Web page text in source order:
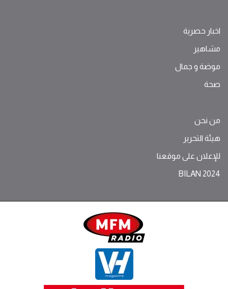
اخبار حصرية
مشاهير
موضة ‫و‬ ‫‬‫جمال‬
صحة
من نحن
هيئة التحرير
للإعلان على موقعنا
BILAN 2024